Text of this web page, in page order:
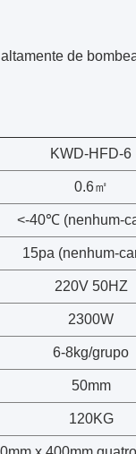
de
KWD-HFD-6
0.6㎡
<-40℃ (nenhum-
15pa (nenhum-
220V 50HZ
2300W
6-8kg/grupo
50mm
120KG